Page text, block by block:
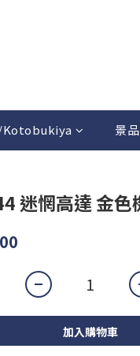
Kotobukiya 景品
迷惘高達 金色
加入購物車